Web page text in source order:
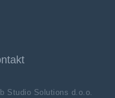
Studio Solutions d.o.o.